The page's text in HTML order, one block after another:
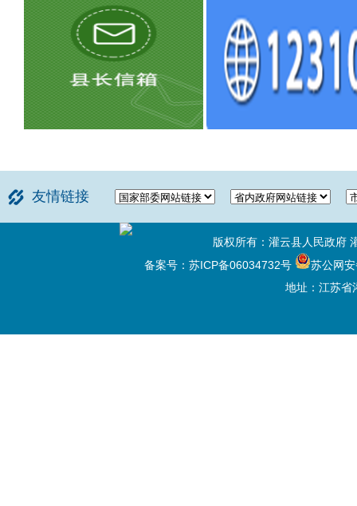
友情链接
版权所有：灌云县人民政府
备案号：苏ICP备06034732号
苏公网
地址：江苏省